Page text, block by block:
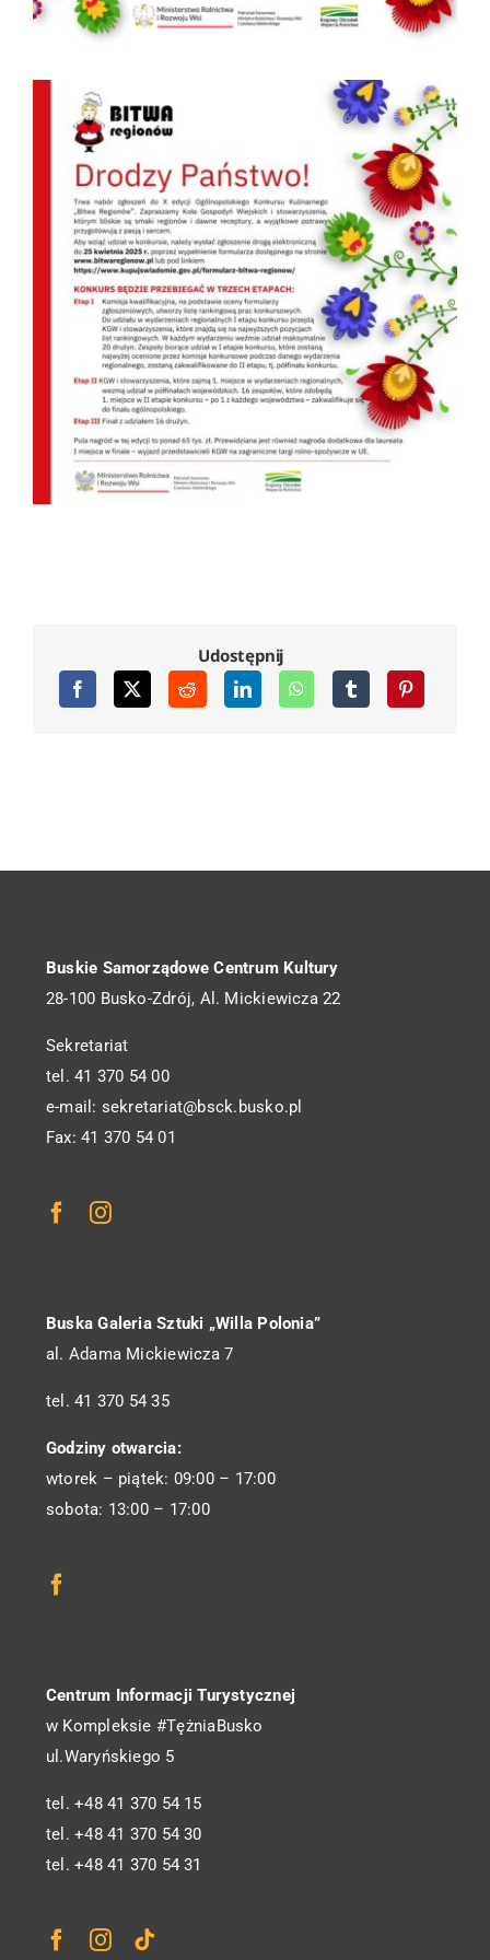
Udostępnij
Buskie Samorządowe Centrum Kultury
28-100 Busko-Zdrój, Al. Mickiewicza 22
Sekretariat
tel. 41 370 54 00
e-mail: sekretariat@bsck.busko.pl
Fax: 41 370 54 01
Buska Galeria Sztuki „Willa Polonia”
al. Adama Mickiewicza 7
tel. 41 370 54 35
Godziny otwarcia:
wtorek – piątek: 09:00 – 17:00
sobota: 13:00 – 17:00
Centrum Informacji Turystycznej
w Kompleksie #TężniaBusko
ul.Waryńskiego 5
tel. +48 41 370 54 15
tel. +48 41 370 54 30
tel. +48 41 370 54 31